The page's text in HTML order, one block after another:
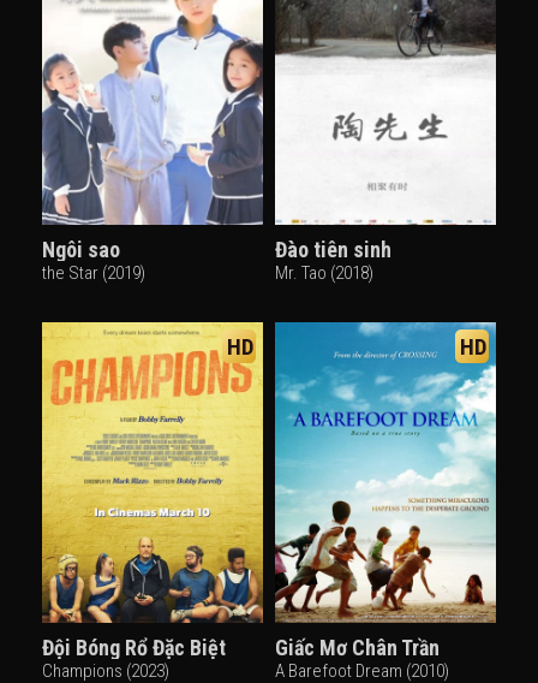
Ngôi sao
the Star (2019)
Đào tiên sinh
Mr. Tao (2018)
HD
Đội Bóng Rổ Đặc Biệt
Champions (2023)
HD
Giấc Mơ Chân Trần
A Barefoot Dream (2010)